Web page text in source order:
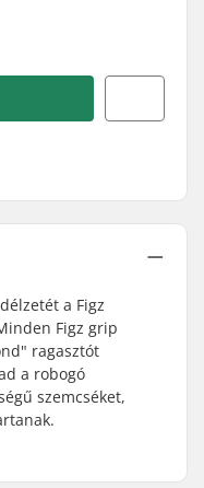
a Figz
Figz grip
ragasztót
a robogó
szemcséket,